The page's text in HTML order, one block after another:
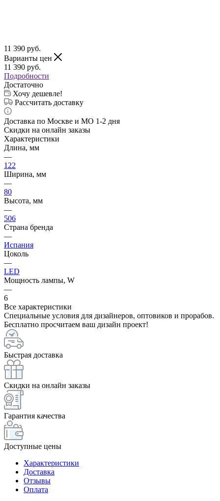
11 390 руб.
Варианты цен
11 390 руб.
Подробности
Достаточно
Хочу дешевле!
Рассчитать доставку
Доставка по Москве и МО 1-2 дня
Скидки на онлайн заказы
Характеристики
Длина, мм
—
122
Ширина, мм
—
80
Высота, мм
—
506
Страна бренда
—
Испания
Цоколь
—
LED
Мощность лампы, W
—
6
Все характеристики
Специальные условия для дизайнеров, оптовиков и прорабов.
Бесплатно просчитаем ваш дизайн проект!
Быстрая доставка
Скидки на онлайн заказы
Гарантия качества
Доступные цены
Характеристики
Доставка
Отзывы
Оплата